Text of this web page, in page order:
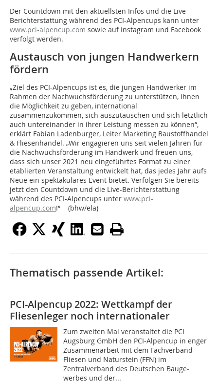
Der Countdown mit den aktuellsten Infos und die Live-
Berichterstattung wäh­rend des PCI-Alpencups kann unter
www.pci-alpencup.com sowie auf Insta­gram und Facebook
verfolgt werden.
Austausch von jungen Handwerkern
fördern
„Ziel des PCI-Alpencups ist es, die jungen Handwerker im
Rahmen der Nach­wuchsförderung zu unterstützen, ihnen
die Möglichkeit zu geben, international
zusammenzukommen, sich auszutauschen und sich letztlich
auch untereinan­der in ihrer Leistung messen zu können“,
erklärt Fabian Ladenburger, Leiter Marketing Baustoffhandel
& Fliesenhandel. „Wir engagieren uns seit vielen Jahren für
die Nachwuchsförderung im Handwerk und freuen uns,
dass sich unser 2021 neu eingeführtes Format zu einer
etablierten Veranstaltung entwi­ckelt hat, das jedes Jahr aufs
Neue ein spektakuläres Event bietet. Verfolgen Sie bereits
jetzt den Countdown und die Live-Berichterstattung
während des PCI-Alpencups unter www.pci-
alpencup.com!“ (bhw/ela)
Thematisch passende Artikel:
PCI-Alpencup 2022: Wettkampf der
Fliesen­leger noch internationaler
Zum zweiten Mal veranstaltet die PCI
Augsburg GmbH den PCI-Alpencup in enger
Zusammenarbeit mit dem Fachverband
Fliesen und Naturstein (FFN) im
Zentralverband des Deutschen Bauge­
werbes und der...